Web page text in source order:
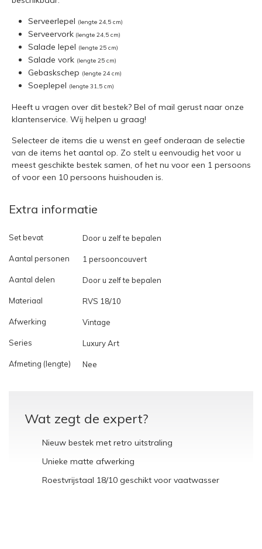
Serveerlepel (lengte 24,5 cm)
Serveervork (lengte 24,5 cm)
Salade lepel (lengte 25 cm)
Salade vork (lengte 25 cm)
Gebaskschep (lengte 24 cm)
Soeplepel (lengte 31,5 cm)
Heeft u vragen over dit bestek? Bel of mail gerust naar onze
klantenservice. Wij helpen u graag!
Selecteer de items die u wenst en geef onderaan de selectie
van de items het aantal op. Zo stelt u eenvoudig het voor u
meest geschikte bestek samen, of het nu voor een 1 persoons
of voor een 10 persoons huishouden is.
Extra informatie
Set bevat Door u zelf te bepalen
Aantal personen 1 persooncouvert
Aantal delen Door u zelf te bepalen
Materiaal RVS 18/10
Afwerking Vintage
Series Luxury Art
Afmeting (lengte) Nee
Wat zegt de expert?
Nieuw bestek met retro uitstraling
Unieke matte afwerking
Roestvrijstaal 18/10 geschikt voor vaatwasser